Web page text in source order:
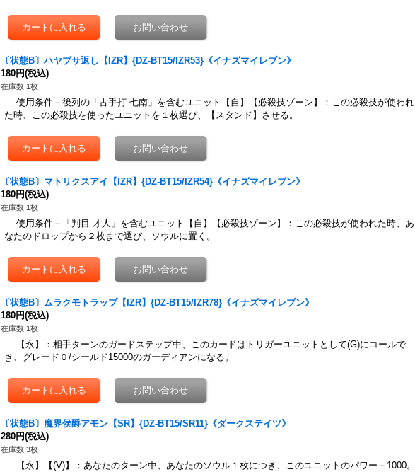
〔状態B〕ハヤブサ返し【IZR】{DZ-BT15/IZR53}《イナズマイレブン》
180円(税込)
在庫数 1枚
使用条件－後列の「古手打 七南」を含むユニット【自】【必殺技ゾーン】：この必殺技が使われ
た時、この必殺技を使ったユニットを１枚選び、【スタンド】させる。
〔状態B〕マトリクスアイ【IZR】{DZ-BT15/IZR54}《イナズマイレブン》
180円(税込)
在庫数 1枚
使用条件－「判目 才人」を含むユニット【自】【必殺技ゾーン】：この必殺技が使われた時、あ
なたのドロップから２枚まで選び、ソウルに置く。
〔状態B〕ムラクモトラップ【IZR】{DZ-BT15/IZR78}《イナズマイレブン》
180円(税込)
在庫数 1枚
【永】：相手ターンのガードステップ中、このカードはトリガーユニットとして(G)にコールで
き、グレード０/シールド15000のガーディアンになる。
〔状態B〕魔界侯爵アモン【SR】{DZ-BT15/SR11}《ダークステイツ》
280円(税込)
在庫数 3枚
【永】【(V)】：あなたのターン中、あなたのソウル１枚につき、このユニットのパワー＋1000。